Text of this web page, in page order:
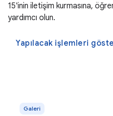
15'inin iletişim kurmasına,
yardımcı olun.
Yapılacak işlemleri
Galeri